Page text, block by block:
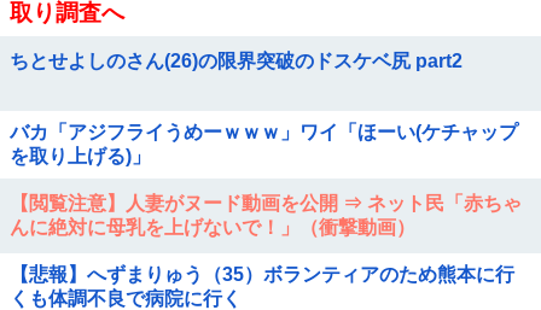
取り調査へ
ちとせよしのさん(26)の限界突破のドスケベ尻 part2
バカ「アジフライうめーｗｗｗ」ワイ「ほーい(ケチャップ
を取り上げる)」
【閲覧注意】人妻がヌード動画を公開 ⇒ ネット民「赤ちゃ
んに絶対に母乳を上げないで！」（衝撃動画）
【悲報】へずまりゅう（35）ボランティアのため熊本に行
くも体調不良で病院に行く